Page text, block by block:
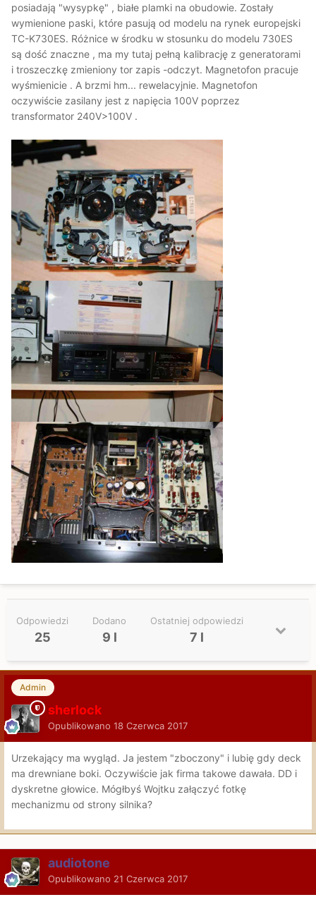
posiadają "wysypkę" , białe plamki na obudowie. Zostały
wymienione paski, które pasują od modelu na rynek europejski
TC-K730ES. Różnice w środku w stosunku do modelu 730ES
są dość znaczne , ma my tutaj pełną kalibrację z generatorami
i troszeczkę zmieniony tor zapis -odczyt. Magnetofon pracuje
wyśmienicie . A brzmi hm... rewelacyjnie. Magnetofon
oczywiście zasilany jest z napięcia 100V poprzez
transformator 240V>100V .
Odpowiedzi
25
Dodano
9 l
Ostatniej odpowiedzi
7 l
Admin
sherlock
Opublikowano 18 Czerwca 2017
Urzekający ma wygląd. Ja jestem "zboczony" i lubię gdy deck
ma drewniane boki. Oczywiście jak firma takowe dawała. DD i
dyskretne głowice. Mógłbyś Wojtku załączyć fotkę
mechanizmu od strony silnika?
audiotone
Opublikowano 21 Czerwca 2017